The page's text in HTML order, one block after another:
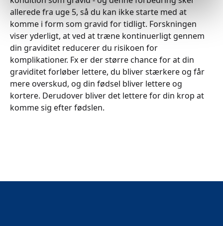
allerede fra uge 5, så du kan ikke starte med at
komme i form som gravid for tidligt. Forskningen
viser yderligt, at ved at træne kontinuerligt gennem
din graviditet reducerer du risikoen for
komplikationer. Fx er der større chance for at din
graviditet forløber lettere, du bliver stærkere og får
mere overskud, og din fødsel bliver lettere og
kortere. Derudover bliver det lettere for din krop at
komme sig efter fødslen.